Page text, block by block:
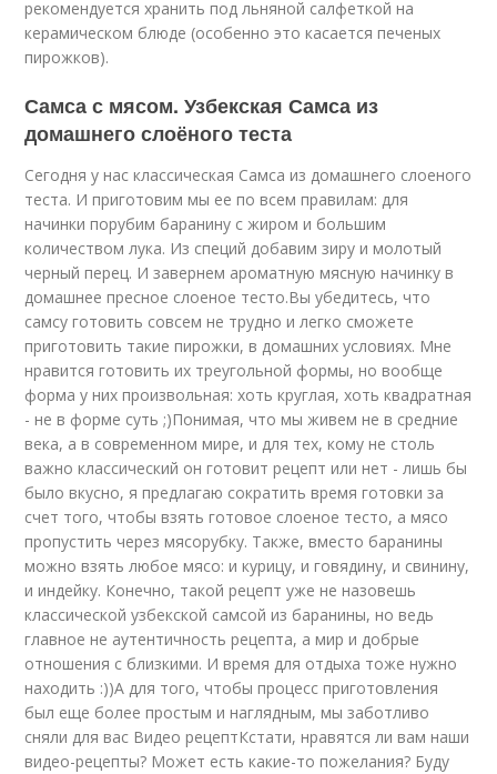
рекомендуется хранить под льняной салфеткой на
керамическом блюде (особенно это касается печеных
пирожков).
Самса с мясом. Узбекская Самса из
домашнего слоёного теста
Сегодня у нас классическая Самса из домашнего слоеного
теста. И приготовим мы ее по всем правилам: для
начинки порубим баранину с жиром и большим
количеством лука. Из специй добавим зиру и молотый
черный перец. И завернем ароматную мясную начинку в
домашнее пресное слоеное тесто.Вы убедитесь, что
самсу готовить совсем не трудно и легко сможете
приготовить такие пирожки, в домашних условиях. Мне
нравится готовить их треугольной формы, но вообще
форма у них произвольная: хоть круглая, хоть квадратная
- не в форме суть ;)Понимая, что мы живем не в средние
века, а в современном мире, и для тех, кому не столь
важно классический он готовит рецепт или нет - лишь бы
было вкусно, я предлагаю сократить время готовки за
счет того, чтобы взять готовое слоеное тесто, а мясо
пропустить через мясорубку. Также, вместо баранины
можно взять любое мясо: и курицу, и говядину, и свинину,
и индейку. Конечно, такой рецепт уже не назовешь
классической узбекской самсой из баранины, но ведь
главное не аутентичность рецепта, а мир и добрые
отношения с близкими. И время для отдыха тоже нужно
находить :))А для того, чтобы процесс приготовления
был еще более простым и наглядным, мы заботливо
сняли для вас Видео рецептКстати, нравятся ли вам наши
видео-рецепты? Может есть какие-то пожелания? Буду